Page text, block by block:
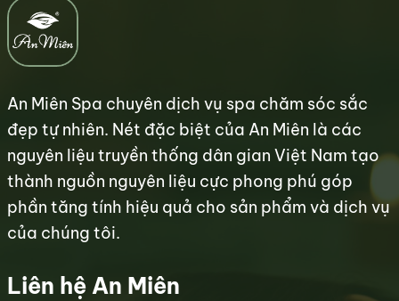
An Miên Spa chuyên dịch vụ spa chăm sóc sắc
đẹp tự nhiên. Nét đặc biệt của An Miên là các
nguyên liệu truyền thống dân gian Việt Nam tạo
thành nguồn nguyên liệu cực phong phú góp
phần tăng tính hiệu quả cho sản phẩm và dịch vụ
của chúng tôi.
Liên hệ An Miên